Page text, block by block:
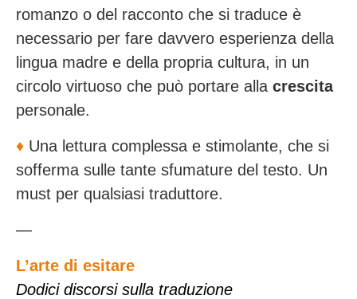
romanzo o del racconto che si traduce è
necessario per fare davvero esperienza della
lingua madre e della propria cultura, in un
circolo virtuoso che può portare alla crescita
personale.
♦️ Una lettura complessa e stimolante, che si
sofferma sulle tante sfumature del testo. Un
must per qualsiasi traduttore.
—
L’arte di esitare
Dodici discorsi sulla traduzione